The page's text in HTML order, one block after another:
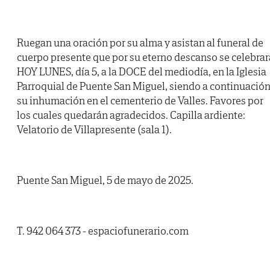
Ruegan una oración por su alma y asistan al funeral de
cuerpo presente que por su eterno descanso se
HOY LUNES, día 5, a la DOCE del mediodía, en la Iglesia
Parroquial de Puente San Miguel, siendo a continuación
su inhumación en el cementerio de Valles. Favores por
los cuales quedarán agradecidos. Capilla ardiente:
Velatorio de Villapresente (sala 1).
Puente San Miguel, 5 de mayo de 2025.
T. 942 064 373 - espaciofunerario.com